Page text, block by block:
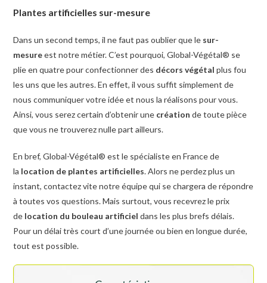
Plantes artificielles sur-mesure
Dans un second temps, il ne faut pas oublier que le sur-
mesureest notre métier. C’est pourquoi, Global-Végétal® se
plie en quatre pour confectionner des décors végétal plus fou
les uns que les autres. En effet, il vous suffit simplement de
nous communiquer votre idée et nous la réalisons pour vous.
Ainsi, vous serez certain d’obtenir une créationde toute pièce
que vous ne trouverez nulle part ailleurs.
En bref, Global-Végétal® est le spécialiste en France de
la location de plantes artificielles. Alors ne perdez plus un
instant, contactez vite notre équipe qui se chargera de répondre
à toutes vos questions. Mais surtout, vous recevrez le prix
de location du bouleau artificiel dans les plus brefs délais.
Pour un délai très court d’une journée ou bien en longue durée,
tout est possible.